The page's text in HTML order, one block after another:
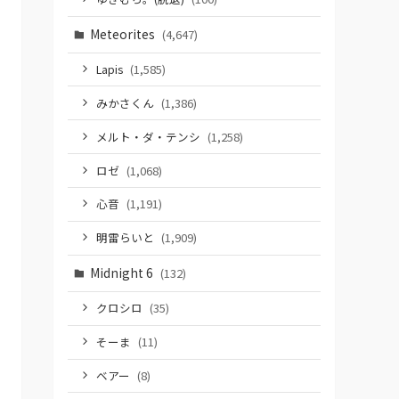
Meteorites (4,647)
Lapis (1,585)
みかさくん (1,386)
メルト・ダ・テンシ (1,258)
ロゼ (1,068)
心音 (1,191)
明雷らいと (1,909)
Midnight 6 (132)
クロシロ (35)
そーま (11)
ベアー (8)